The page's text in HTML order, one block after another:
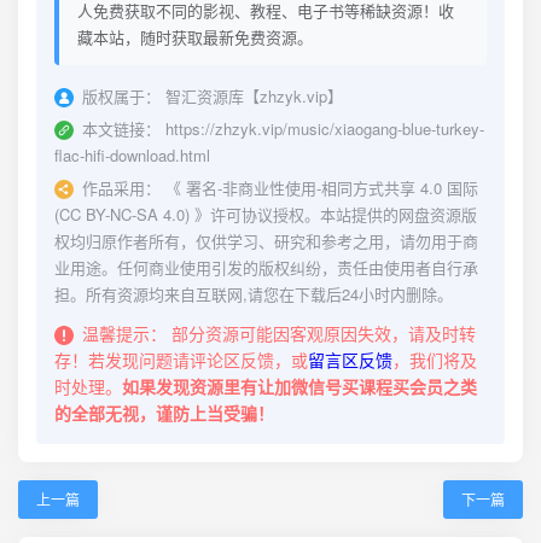
人免费获取不同的影视、教程、电子书等稀缺资源！收
藏本站，随时获取最新免费资源。
版权属于：
智汇资源库【zhzyk.vip】
本文链接：
https://zhzyk.vip/music/xiaogang-blue-turkey-
flac-hifi-download.html
作品采用：
《 署名-非商业性使用-相同方式共享 4.0 国际
(CC BY-NC-SA 4.0) 》许可协议授权。本站提供的网盘资源版
权均归原作者所有，仅供学习、研究和参考之用，请勿用于商
业用途。任何商业使用引发的版权纠纷，责任由使用者自行承
担。所有资源均来自互联网,请您在下载后24小时内删除。
温馨提示：
部分资源可能因客观原因失效，请及时转
存！若发现问题请评论区反馈，或留言区反馈，我们将及
时处理。 如果发现资源里有让加微信号买课程买会员之类
的全部无视，谨防上当受骗！
上一篇 下一篇